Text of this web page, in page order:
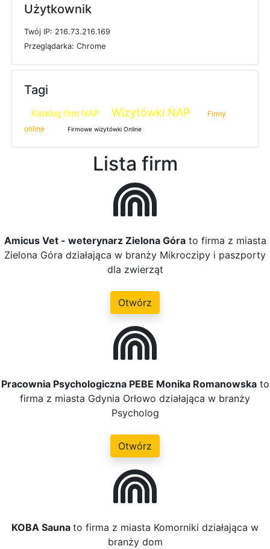
Użytkownik
Twój IP: 216.73.216.169
Przeglądarka: Chrome
Tagi
Katalog firm NAP Wizytówki NAP
Firmy
online
Firmowe wizytówki Online
Lista firm
Amicus Vet - weterynarz Zielona Górato firma z miasta
Zielona Góra działająca w branży Mikroczipy i paszporty
dla zwierząt
Otwórz
Pracownia Psychologiczna PEBE Monika Romanowskato
firma z miasta Gdynia Orłowo działająca w branży
Psycholog
Otwórz
KOBA Sauna to firma z miasta Komorniki działająca w
branży dom